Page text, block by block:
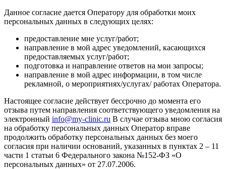
Данное согласие дается Оператору для обработки моих
персональных данных в следующих целях:
предоставление мне услуг/работ;
направление в мой адрес уведомлений, касающихся
предоставляемых услуг/работ;
подготовка и направление ответов на мои запросы;
направление в мой адрес информации, в том числе
рекламной, о мероприятиях/услугах/ работах Оператора.
Настоящее согласие действует бессрочно до момента его
отзыва путем направления соответствующего уведомления на
электронный info@my-clinic.ru В случае отзыва мною согласия
на обработку персональных данных Оператор вправе
продолжить обработку персональных данных без моего
согласия при наличии оснований, указанных в пунктах 2 – 11
части 1 статьи 6 Федерального закона №152-ФЗ «О
персональных данных» от 27.07.2006.